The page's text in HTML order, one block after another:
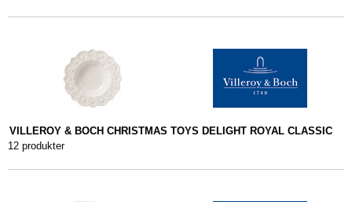
VILLEROY & BOCH CHRISTMAS TOYS DELIGHT ROYAL CLASSIC
12 produkter